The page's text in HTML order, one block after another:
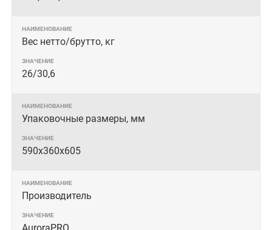
Вес нетто/брутто, кг
26/30,6
Упаковочные размеры, мм
590х360х605
Производитель